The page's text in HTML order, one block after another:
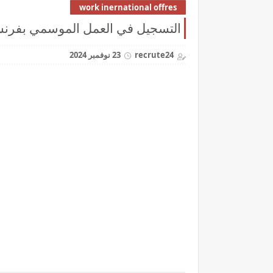
work inernational offres
التسجيل في العمل الموسمي بفرنسا
recrute24 23 نوفمبر 2024